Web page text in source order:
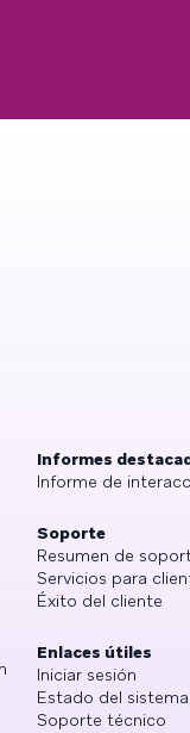
Informes
Informe de
Soporte
Resumen de
Servicios para
Éxito del cliente
Enlaces útiles
Iniciar sesión
Estado del sistema
Soporte técnico